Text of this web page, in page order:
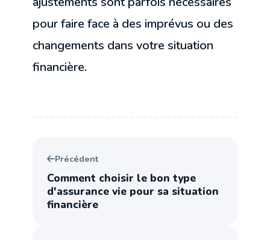
pour faire face à des imprévus ou des
changements dans votre situation
financière.
Précédent
Comment choisir le bon type
d'assurance vie pour sa situation
financière